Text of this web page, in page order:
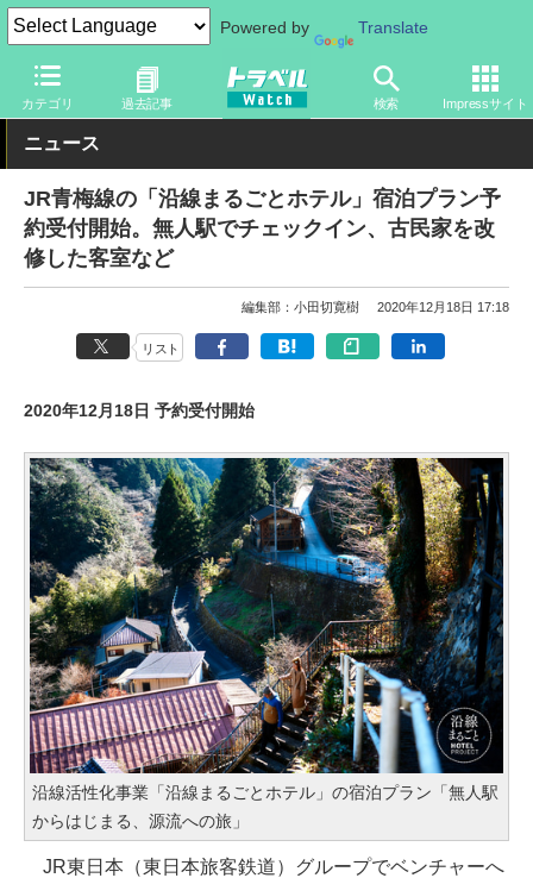
Powered by Translate
カテゴリ 過去記事 検索 Impressサイト
トラベル Watch 企業・政府・官庁 鉄道 JR
ニュース
JR青梅線の「沿線まるごとホテル」宿泊プラン予
約受付開始。無人駅でチェックイン、古民家を改
修した客室など
編集部：小田切寛樹 2020年12月18日 17:18
リスト
2020年12月18日 予約受付開始
沿線活性化事業「沿線まるごとホテル」の宿泊プラン「無人駅
からはじまる、源流への旅」
JR東日本（東日本旅客鉄道）グループでベンチャーへ